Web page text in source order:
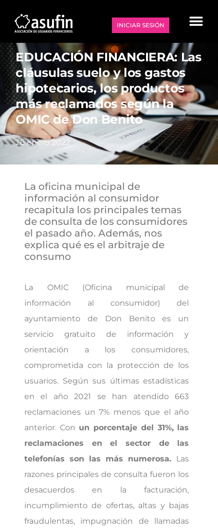
INICIAR SESIÓN
EDUCACIÓN FINANCIERA: Las
cláusulas suelo y los gastos
hipotecarios, los productos
más reclamados según la
OMIC de Don Benito
26 enero 2022
La oficina municipal de
información al consumidor
recapitula los principales temas
de consulta de los consumidores
el pasado año. Además, nos
explica qué es el arbitraje de
consumo
La OMIC (Oficina municipal de
información al consumidor) del
ayuntamiento de Don Benito es un
servicio gratuito de información y
orientación a los consumidores,
comprometida con la protección de los
usuarios. Según sus últimas estadísticas
en el año 2021 se han atendido 663
reclamaciones un 7% menos que el año
anterior. Con un porcentaje del 31%, las
reclamaciones en el sector de las
telefonías son las más numerosa. Las
razones principales de consulta fueron los
desacuerdos en la facturación,
incumplimiento de ofertas, altas y bajas
fraudulentas, impugnación de llamadas